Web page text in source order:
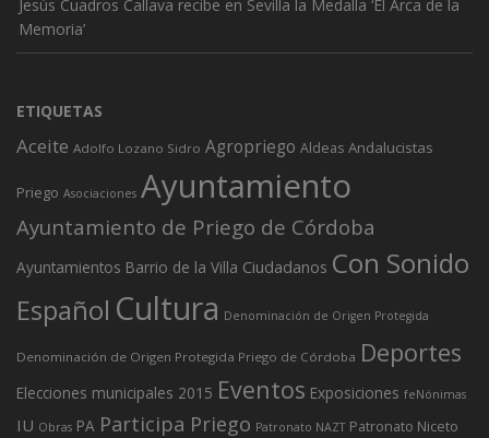
Jesús Cuadros Callava recibe en Sevilla la Medalla ‘El Arca de la
Memoria’
ETIQUETAS
Aceite Adolfo Lozano Sidro Agropriego Aldeas Andalucistas
Priego Asociaciones Ayuntamiento
Ayuntamiento de Priego de Córdoba
Ayuntamientos Barrio de la Villa Ciudadanos Con Sonido
Español Cultura Denominación de Origen Protegida
Denominación de Origen Protegida Priego de Córdoba Deportes
Elecciones municipales 2015 Eventos Exposiciones feNónimas
IU Obras PA Participa Priego Patronato NAZT Patronato Niceto